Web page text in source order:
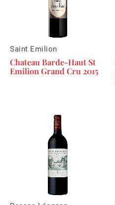
Saint Emilion
Chateau Barde-Haut St
Emilion Grand Cru 2015